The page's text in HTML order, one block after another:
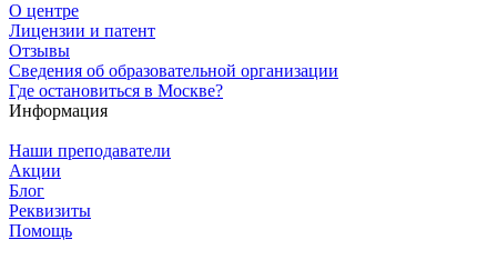
О центре
Лицензии и патент
Отзывы
Сведения об образовательной организации
Где остановиться в Москве?
Информация
Наши преподаватели
Акции
Блог
Реквизиты
Помощь